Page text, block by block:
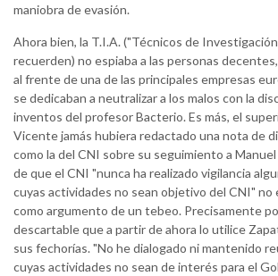
maniobra de evasión.
Ahora bien, la T.I.A. ("Técnicos de
recuerden) no espiaba a las personas
al frente de una de las principales empresas
se dedicaban a neutralizar a los malos con la
inventos del profesor Bacterio. Es más, el
Vicente jamás hubiera redactado una nota de
como la del CNI sobre su seguimiento a
de que el CNI "nunca ha realizado vigilancia
cuyas actividades no sean objetivo del CNI" no
como argumento de un tebeo. Precisamente
descartable que a partir de ahora lo utilice
sus fechorías. "No he dialogado ni mantenido
cuyas actividades no sean de interés para el